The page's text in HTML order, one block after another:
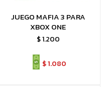
JUEGO MAFIA 3 PARA
XBOX ONE
$1.200
$1.080